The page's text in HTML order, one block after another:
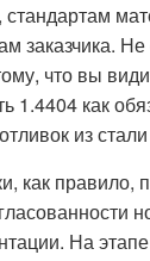
стандартам
заказчика.
что вы
1.4404 как
из
как правило,
На